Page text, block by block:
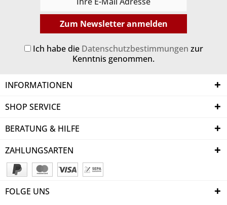
Zum Newsletter anmelden
Ich habe die Datenschutzbestimmungen zur
Kenntnis genommen.
INFORMATIONEN
SHOP SERVICE
BERATUNG & HILFE
ZAHLUNGSARTEN
FOLGE UNS